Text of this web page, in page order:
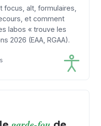
focus, alt, formulaires,
et comment
labos « trouve les
2026 (EAA, RGAA).